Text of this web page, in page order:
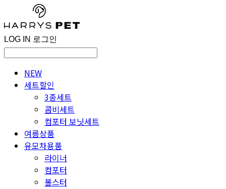
LOG IN 로그인
NEW
세트할인
3종세트
콤비세트
컴포터 보닛세트
여름상품
유모차용품
라이너
컴포터
볼스터